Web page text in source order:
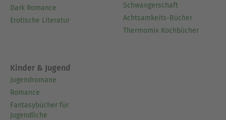
Dark Romance
Erotische Literatur
Schwangerschaft
Achtsamkeits-Bücher
Thermomix Kochbücher
Kinder & Jugend
Jugendromane
Romance
Fantasybücher für
Jugendliche